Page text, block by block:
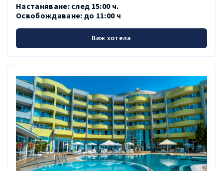
Настаняване:след 15:00 ч.
Освобождаване: до 11:00 ч
Виж хотела